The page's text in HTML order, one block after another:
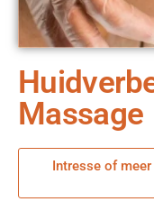
Massage
Intresse of